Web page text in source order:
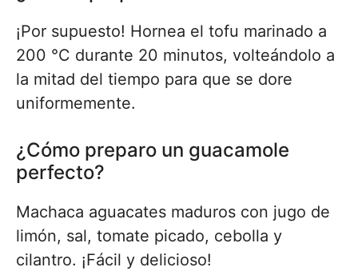
¡Por supuesto! Hornea el tofu marinado a
200 °C durante 20 minutos, volteándolo a
la mitad del tiempo para que se dore
uniformemente.
¿Cómo preparo un guacamole
perfecto?
Machaca aguacates maduros con jugo de
limón, sal, tomate picado, cebolla y
cilantro. ¡Fácil y delicioso!